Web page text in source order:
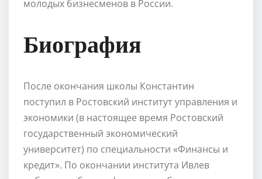
молодых бизнесменов в России.
Биография
После окончания школы Константин
поступил в Ростовский институт управления и
экономики (в настоящее время Ростовский
государственный экономический
университет) по специальности «Финансы и
кредит». По окончании института Ивлев